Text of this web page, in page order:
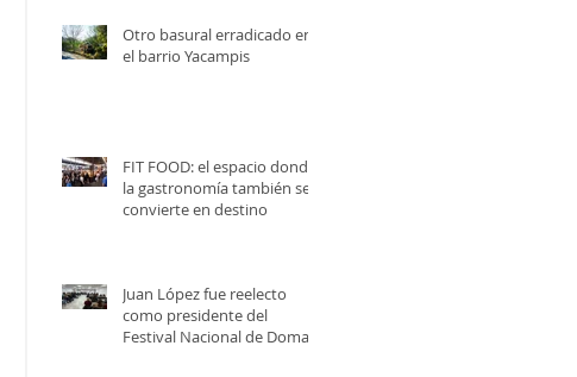
Otro basural erradicado en
el barrio Yacampis
FIT FOOD: el espacio donde
la gastronomía también se
convierte en destino
Juan López fue reelecto
como presidente del
Festival Nacional de Doma y